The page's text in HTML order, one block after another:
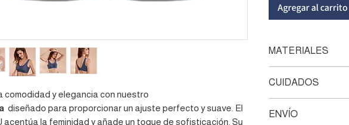
comodidad y elegancia con nuestro
diseñado para proporcionar un ajuste perfecto y suave. El
acentúa la feminidad y añade un toque de sofisticación. Su
Agregar al carrito
MATERIALES
CUIDADOS
jabón neutro o
ENVÍO